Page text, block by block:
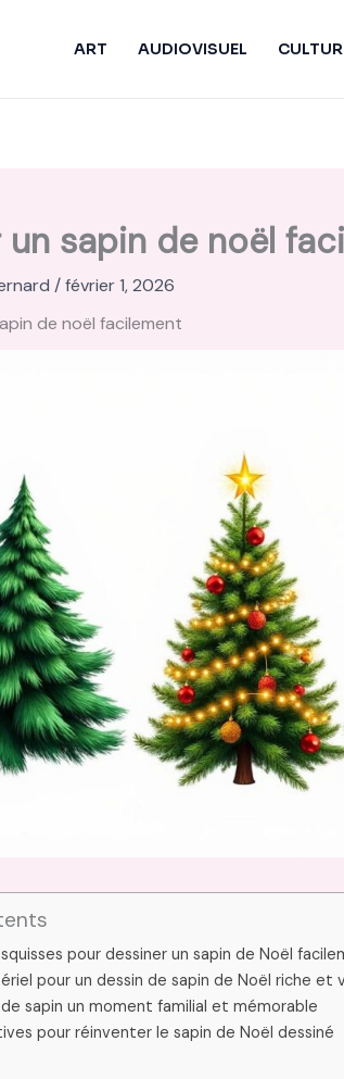
ART AUDIOVISUEL
sapin de noël
/février 1, 2026
de noël facilement
pour dessiner un sapin de Noël
pour un dessin de sapin de Noël riche et
sapin un moment familial et mémorable
pour réinventer le sapin de Noël dessiné